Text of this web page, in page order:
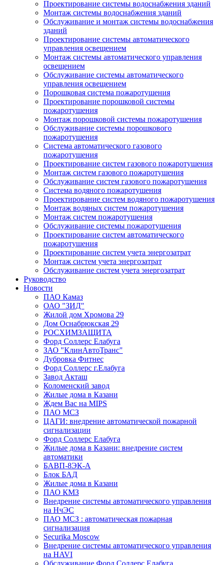
Проектирование системы водоснабжения зданий
Монтаж системы водоснабжения зданий
Обслуживание и монтаж системы водоснабжения
зданий
Проектирование системы автоматического
управления освещением
Монтаж системы автоматического управления
освещением
Обслуживание системы автоматического
управления освещением
Порошковая система пожаротушения
Проектирование порошковой системы
пожаротушения
Монтаж порошковой системы пожаротушения
Обслуживание системы порошкового
пожаротушения
Система автоматического газового
пожаротушения
Проектирование систем газового пожаротушения
Монтаж систем газового пожаротушения
Обслуживание систем газового пожаротушения
Система водяного пожаротушения
Проектирование систем водяного пожаротушения
Монтаж водяных систем пожаротушения
Монтаж систем пожаротушения
Обслуживание системы пожаротушения
Проектирование систем автоматического
пожаротушения
Проектирование систем учета энергозатрат
Монтаж систем учета энергозатрат
Обслуживание систем учета энергозатрат
Руководство
Новости
ПАО Камаз
ОАО "ЗИД"
Жилой дом Хромова 29
Дом Оснабрюкская 29
РОСХИМЗАЩИТА
Форд Соллерс Елабуга
ЗАО "КлинАвтоТранс"
Дубровка Фитнес
Форд Соллерс г.Елабуга
Завод Акташ
Коломенский завод
Жилые дома в Казани
Ждем Вас на MIPS
ПАО МСЗ
ЦАГИ: внедрение автоматической пожарной
сигнализации
Форд Соллерс Елабуга
Жилые дома в Казани: внедрение систем
автоматики
БАВП-8ЭК-А
Блок БАД
Жилые дома в Казани
ПАО КМЗ
Внедрение системы автоматического управления
на НчЭС
ПАО МСЗ : автоматическая пожарная
сигнализация
Securika Moscow
Внедрение системы автоматического управления
на HAVI
Обслуживание Форд Соллерс Елабуга